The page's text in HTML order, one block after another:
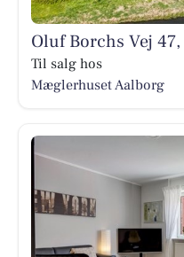
Oluf Borchs Vej
Til salg hos
Mæglerhuset Aalborg